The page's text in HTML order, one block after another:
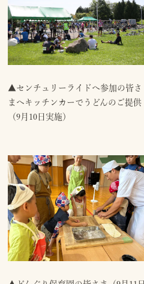
▲センチュリーライドへ参加の皆さ
まへキッチンカーでうどんのご提供
（9月10日実施）